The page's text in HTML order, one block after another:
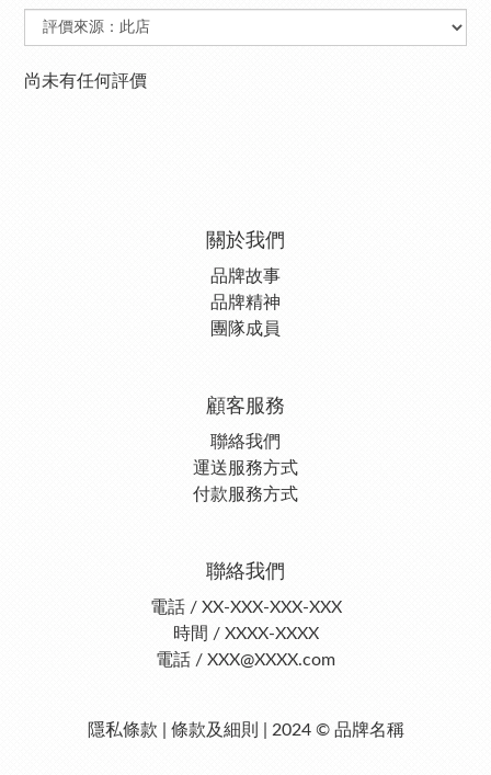
尚未有任何評價
關於我們
品牌故事
品牌精神
團隊成員
顧客服務
聯絡我們
運送服務方式
付款服務方式
聯絡我們
電話 / XX-XXX-XXX-XXX
時間 / XXXX-XXXX
電話 / XXX@XXXX.com
隱私條款 | 條款及細則 | 2024 © 品牌名稱